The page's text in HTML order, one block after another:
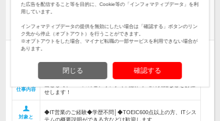
ゾーホージャパン株式会社 | 競争力の高い製品を続々開発！／インド発の
【IT法人営業】年間休日125日／横浜勤務／賞与年3回
正社員
情報更新日：2026/08/07 終了予定日：2027/01/28
仕事内容
【フルフレックスタイム制！】ManageEngineのIT法人営業担
せします！
対象と
◆IT営業のご経験◆学歴不問│◆TOEIC600点以上の方、ITシス
テムの概要説明ができる方などは歓迎します
た広告を配信すること等を目的に、Cookie等の「インフォマティブデータ」を利
用しています。
インフォマティブデータの提供を無効にしたい場合は「確認する」ボタンのリン
ク先から停止（オプトアウト）を行うことができます。
※オプトアウトをした場合、マイナビ転職の一部サービスを利用できない場合が
あります。
閉じる 確認する